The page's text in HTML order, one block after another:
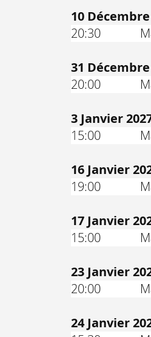
10
20:30
31
20:00
3 Janvier
15:00
16 Janvier
19:00
17 Janvier
15:00
23 Janvier
20:00
24 Janvier